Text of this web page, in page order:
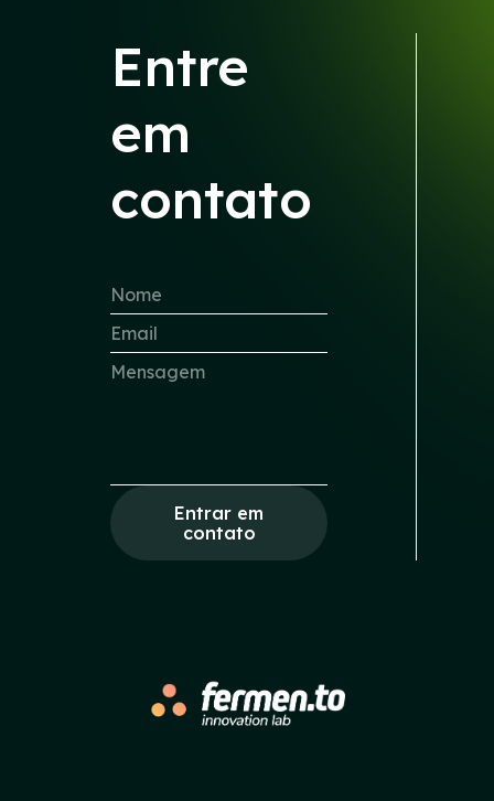
Entre
em
contato
Entrar em
contato